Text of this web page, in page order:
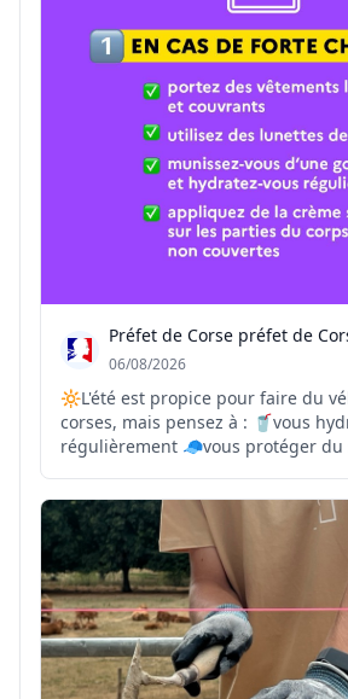
Préfet de Corse préfet de
06/08/2026
🔆L'été est propice pour faire du
corses, mais pensez à : 🥤vous hydrater
régulièrement 🧢vous protéger du
plus supportables